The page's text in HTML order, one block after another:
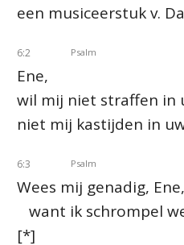
een musiceerstuk v.
6:2 Psalm
Ene,
wil mij niet straffen in
niet mij kastijden in
6:3 Psalm
Wees mij genadig, Ene,
want ik schrompel
[*]